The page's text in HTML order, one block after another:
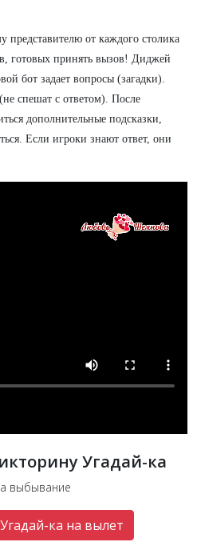
от каждого столика
готовых принять вызов! Диджей
бот задает вопросы (загадки).
спешат с ответом). После
дополнительные подсказки,
Если игроки знают ответ, они
Угадай-ка
выбывание
ка на вылет